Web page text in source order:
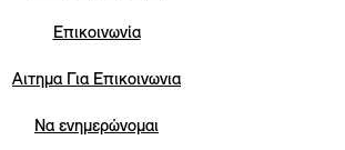
Επικοινωνία
Αιτημα Για Επικοινωνια
Να ενημερώνομαι